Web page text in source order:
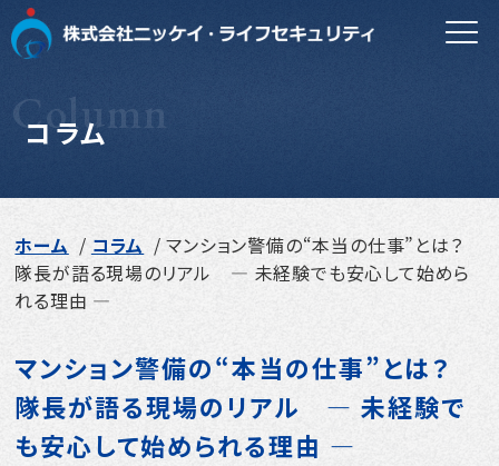
マンション警備について
お客様の声
警備実績
会社情報
ニッケイ・ライフセキュリティについて
コラム
Column
ホーム コラム
マンション警備の“本当の仕事”とは？
隊長が語る現場のリアル ― 未経験でも安心して始めら
れる理由 ―
マンション警備の“本当の仕事”とは？
隊長が語る現場のリアル ― 未経験で
も安心して始められる理由 ―